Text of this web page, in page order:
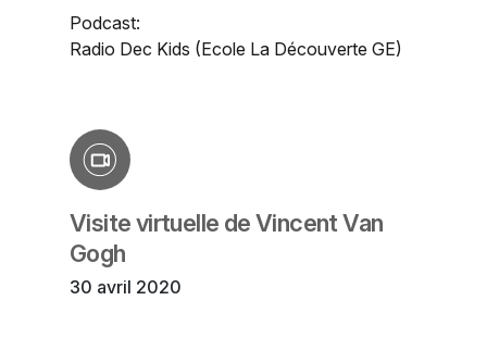
Podcast:
Radio Dec Kids (Ecole La Découverte GE)
Visite virtuelle de Vincent Van
Gogh
30 avril 2020